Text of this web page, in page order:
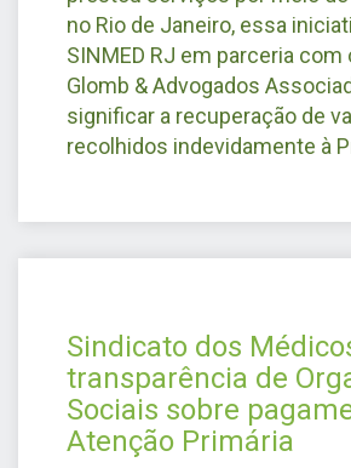
no Rio de Janeiro, essa
SINMED RJ em parceria
Glomb & Advogados
significar a recuperação de
recolhidos indevidamente à
Sindicato dos
transparência de
Sociais sobre
Atenção Primária